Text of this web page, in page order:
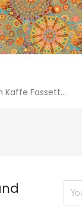
view
Kaffe Fassett...